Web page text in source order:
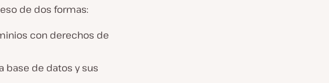
de dos formas:
con derechos de
base de datos y sus